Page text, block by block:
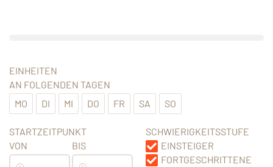
EINHEITEN
AN FOLGENDEN TAGEN
MO
DI MI DO FR SA SO
STARTZEITPUNKT
VON
BIS
SCHWIERIGKEITSSTUFE
EINSTEIGER
FORTGESCHRITTENE